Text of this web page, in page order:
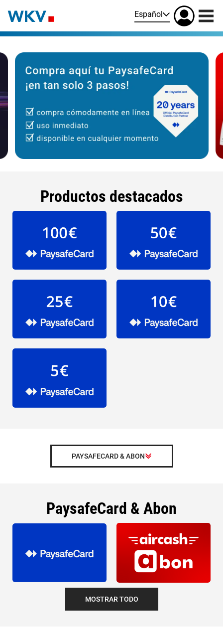
Español
Productos destacados
PAYSAFECARD & ABON
PaysafeCard & Abon
MOSTRAR TODO